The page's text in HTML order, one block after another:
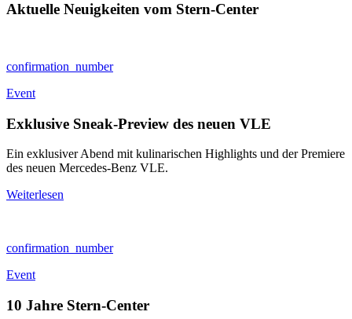
Aktuelle Neuigkeiten vom Stern-Center
confirmation_number
Event
Exklusive Sneak-Preview des neuen VLE
Ein exklusiver Abend mit kulinarischen Highlights und der Premiere
des neuen Mercedes-Benz VLE.
Weiterlesen
confirmation_number
Event
10 Jahre Stern-Center